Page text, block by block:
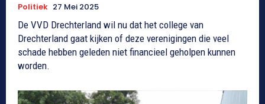
Politiek 27 Mei 2025
De VVD Drechterland wil nu dat het college van
Drechterland gaat kijken of deze verenigingen die veel
schade hebben geleden niet financieel geholpen kunnen
worden.